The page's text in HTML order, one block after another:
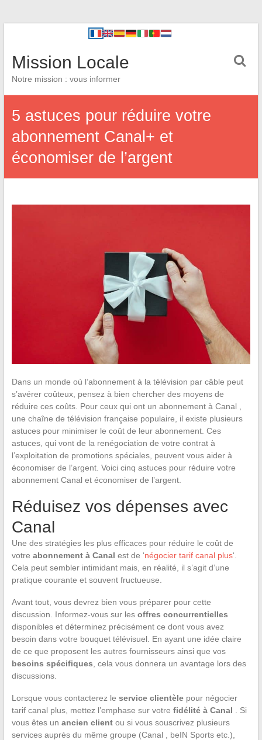
Mission Locale
Notre mission : vous informer
5 astuces pour réduire votre
abonnement Canal+ et
économiser de l’argent
Dans un monde où l’abonnement à la télévision par câble peut
s’avérer coûteux, pensez à bien chercher des moyens de
réduire ces coûts. Pour ceux qui ont un abonnement à Canal ,
une chaîne de télévision française populaire, il existe plusieurs
astuces pour minimiser le coût de leur abonnement. Ces
astuces, qui vont de la renégociation de votre contrat à
l’exploitation de promotions spéciales, peuvent vous aider à
économiser de l’argent. Voici cinq astuces pour réduire votre
abonnement Canal et économiser de l’argent.
Réduisez vos dépenses avec
Canal
Une des stratégies les plus efficaces pour réduire le coût de
votre abonnement à Canal est de ‘négocier tarif canal plus‘.
Cela peut sembler intimidant mais, en réalité, il s’agit d’une
pratique courante et souvent fructueuse.
Avant tout, vous devrez bien vous préparer pour cette
discussion. Informez-vous sur les offres concurrentielles
disponibles et déterminez précisément ce dont vous avez
besoin dans votre bouquet télévisuel. En ayant une idée claire
de ce que proposent les autres fournisseurs ainsi que vos
besoins spécifiques , cela vous donnera un avantage lors des
discussions.
Lorsque vous contacterez le service clientèlepour négocier
tarif canal plus, mettez l’emphase sur votre fidélité à Canal . Si
vous êtes un ancien clientou si vous souscrivez plusieurs
services auprès du même groupe (Canal , beIN Sports etc.),